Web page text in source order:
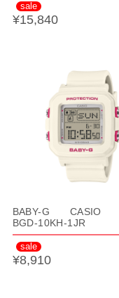
sale
¥15,840
BABY-G CASIO
BGD-10KH-1JR
sale
¥8,910